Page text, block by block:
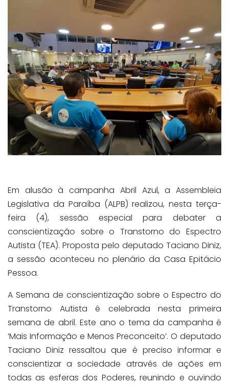
Em alusão à campanha Abril Azul, a Assembleia
Legislativa da Paraíba (ALPB) realizou, nesta terça-
feira (4), sessão especial para debater a
conscientização sobre o Transtorno do Espectro
Autista (TEA). Proposta pelo deputado Taciano Diniz,
a sessão aconteceu no plenário da Casa Epitácio
Pessoa.
A Semana de conscientização sobre o Espectro do
Transtorno Autista é celebrada nesta primeira
semana de abril. Este ano o tema da campanha é
‘Mais Informação e Menos Preconceito’. O deputado
Taciano Diniz ressaltou que é preciso informar e
conscientizar a sociedade através de ações em
todas as esferas dos Poderes, reunindo e ouvindo